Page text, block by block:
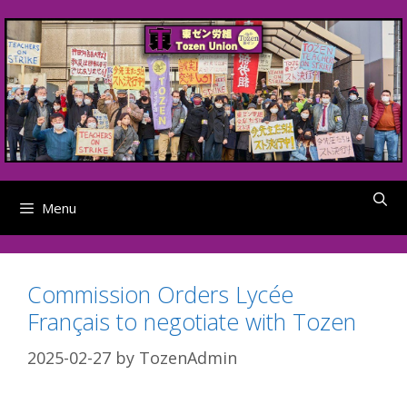
to
content
Menu
Commission Orders Lycée
Français to negotiate with Tozen
2025-02-27 by TozenAdmin